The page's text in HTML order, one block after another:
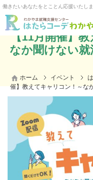
働きたいあなたをとことん応援いたしま
【11月開催】
なか聞けない
ホーム イベント
催】教えてキャリコン！～な